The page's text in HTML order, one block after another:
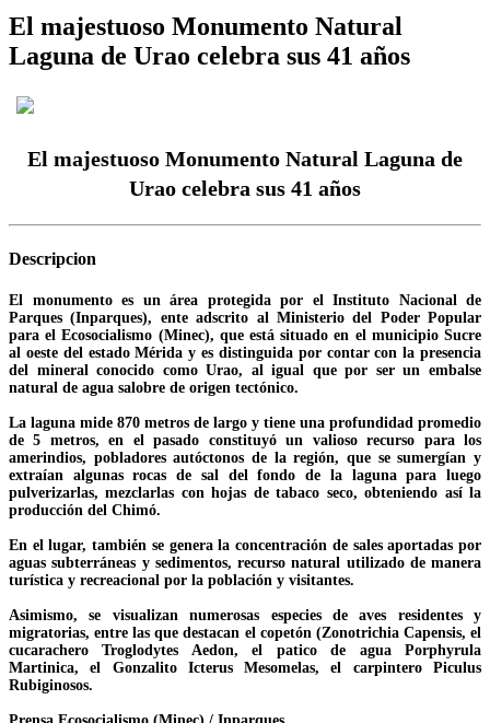
El majestuoso Monumento Natural
Laguna de Urao celebra sus 41 años
El majestuoso Monumento Natural Laguna de
Urao celebra sus 41 años
Descripcion
El monumento es un área protegida por el Instituto Nacional de
Parques (Inparques), ente adscrito al Ministerio del Poder Popular
para el Ecosocialismo (Minec), que está situado en el municipio Sucre
al oeste del estado Mérida y es distinguida por contar con la presencia
del mineral conocido como Urao, al igual que por ser un embalse
natural de agua salobre de origen tectónico.
La laguna mide 870 metros de largo y tiene una profundidad promedio
de 5 metros, en el pasado constituyó un valioso recurso para los
amerindios, pobladores autóctonos de la región, que se sumergían y
extraían algunas rocas de sal del fondo de la laguna para luego
pulverizarlas, mezclarlas con hojas de tabaco seco, obteniendo así la
producción del Chimó.
En el lugar, también se genera la concentración de sales aportadas por
aguas subterráneas y sedimentos, recurso natural utilizado de manera
turística y recreacional por la población y visitantes.
Asimismo, se visualizan numerosas especies de aves residentes y
migratorias, entre las que destacan el copetón (Zonotrichia Capensis, el
cucarachero Troglodytes Aedon, el patico de agua Porphyrula
Martinica, el Gonzalito Icterus Mesomelas, el carpintero Piculus
Rubiginosos.